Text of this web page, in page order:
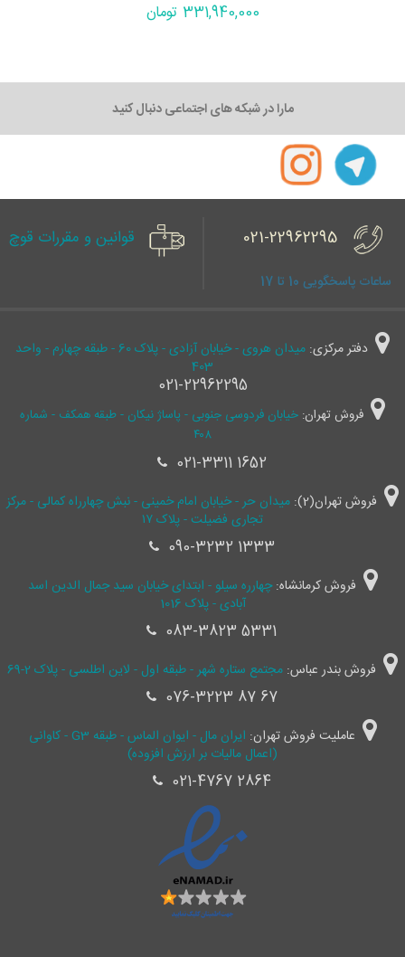
331,940,000 تومان
مارا در شبکه های اجتماعی دنبال کنید
021-22962295
ساعات پاسخگویی 10 تا 17
قوانین و مقررات قوچ
دفتر مرکزی:
میدان هروی - خیابان آزادی - پلاک 60 - طبقه چهارم - واحد
403
021-22962295
فروش تهران: خیابان فردوسی جنوبی - پاساژ نیکان - طبقه همکف - شماره
۴۰۸
021-3311 1652
فروش تهران(2):
میدان حر - خیابان امام خمینی - نبش چهارراه کمالی - مرکز
تجاری فضیلت - پلاک ۱۷
090-3232 1333
فروش کرمانشاه:چهارره سیلو - ابتدای خیابان سید جمال ‌الدین اسد
آبادی - پلاک 1016
083-3823 5331
فروش بندر عباس: مجتمع ستاره شهر - طبقه اول - لاین اطلسی - پلاک 2-69
076-3223 87 67
عاملیت فروش تهران:
ایران مال - ایوان الماس - طبقه G3 - کاوانی
(اعمال مالیات بر ارزش افزوده)
021-4767 2864